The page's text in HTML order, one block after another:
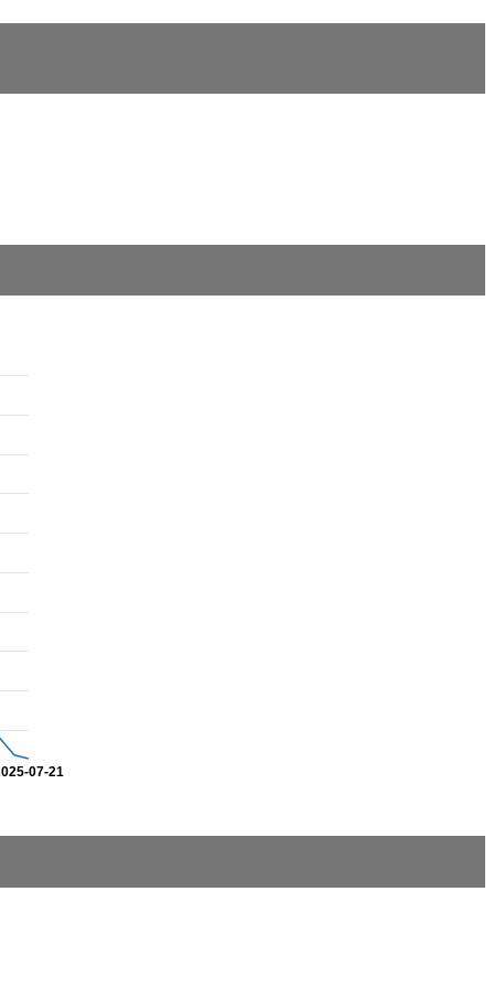
07-21